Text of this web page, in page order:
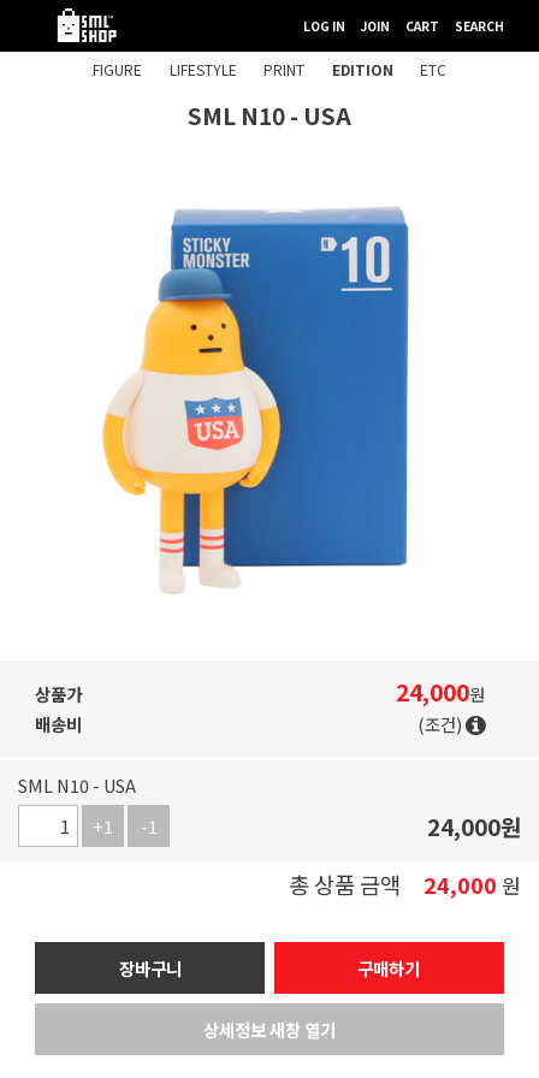
LOG IN JOIN CART SEARCH
FIGURE LIFESTYLE PRINT EDITION ETC
SML N10 - USA
상품가 24,000원
배송비
(조건)
SML N10 - USA
+1
-1 24,000원
총 상품 금액
24,000 원
장바구니 구매하기
상세정보 새창 열기